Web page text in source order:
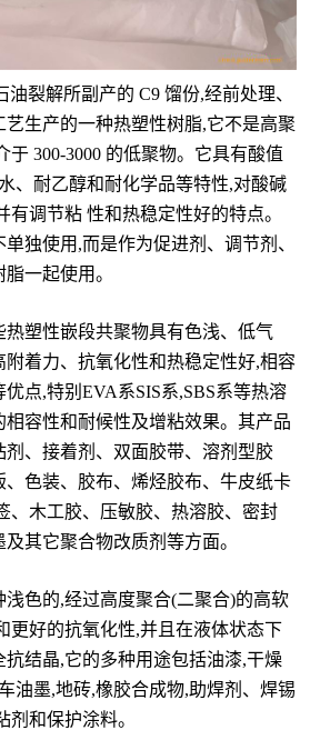
油裂解所副产的 C9 馏份,经前处理、
艺生产的一种热塑性树脂,它不是高聚
于 300-3000 的低聚物。它具有酸值
、耐乙醇和耐化学品等特性,对酸碱
有调节粘 性和热稳定性好的特点。
独使用,而是作为促进剂、调节剂、
一起使用。
热塑性嵌段共聚物具有色浅、低气
附着力、抗氧化性和热稳定性好,相容
点,特别EVA系SIS系,SBS系等热溶
相容性和耐候性及增粘效果。其产品
剂、接着剂、双面胶带、溶剂型胶
、色装、胶布、烯烃胶布、牛皮纸卡
、木工胶、压敏胶、热溶胶、密封
其它聚合物改质剂等方面。
浅色的,经过高度聚合(二聚合)的高软
更好的抗氧化性,并且在液体状态下
抗结晶,它的多种用途包括油漆,干燥
油墨,地砖,橡胶合成物,助焊剂、焊锡
剂和保护涂料。